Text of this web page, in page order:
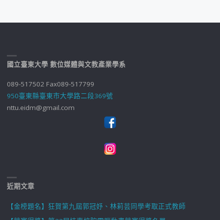
國立臺東大學 數位媒體與文教產業學系
089-517502 Fax089-517799
950臺東縣臺東市大學路二段369號
nttu.eidm@gmail.com
近期文章
【金榜題名】狂賀第九屆郭冠妤、林莉芸同學考取正式教師